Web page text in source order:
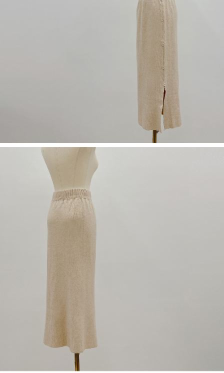
恩沛科技股份有限公司將有權停止該用戶之使用額度並採取法律行動。